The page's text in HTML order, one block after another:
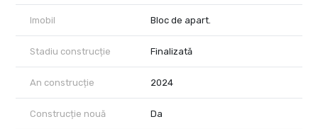
Imobil Bloc de apart.
Stadiu construcție Finalizată
An construcție 2024
Construcție nouă Da